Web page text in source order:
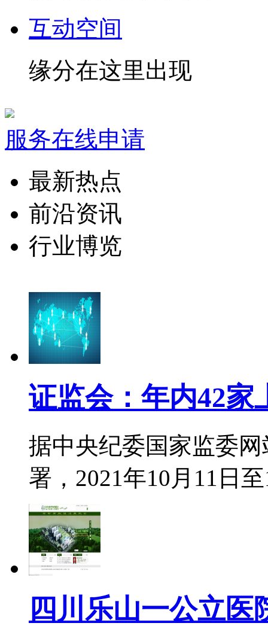
互动空间
缘分在这里出现
服务在线申请
最新热点
前沿资讯
行业博览
证监会：年内42家
据中央纪委国家监委
署，2021年10月11日
四川乐山一公立医